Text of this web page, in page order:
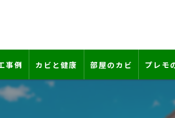
―
事例 カビと健康 部屋のカビ プレモ
床下の